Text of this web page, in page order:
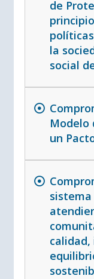
de
la
social
Modelo
un
sistema
calidad,